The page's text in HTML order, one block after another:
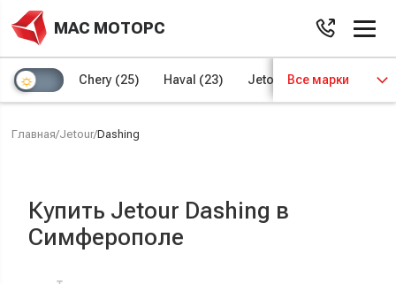
МАС МОТОРС
Chery (25) Haval (23) Jetour (8) Kaiyi (4)
Все марки
Главная/Jetour/Dashing
Купить Jetour Dashing в
Симферополе